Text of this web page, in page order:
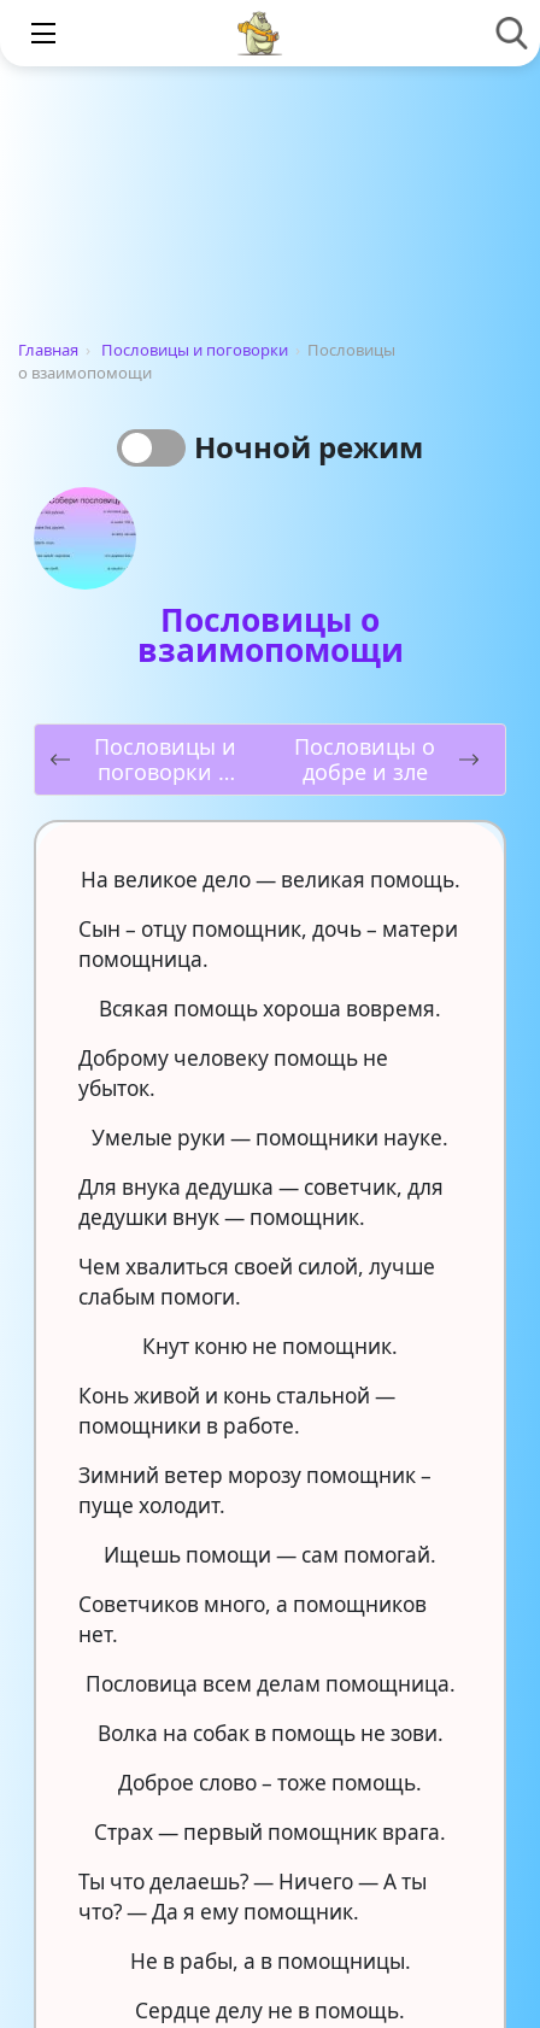
Главная › Пословицы и поговорки › Пословицы
о взаимопомощи
Ночной режим
Пословицы о
взаимопомощи
Пословицы и
поговорки о
семье
Пословицы о
добре и зле
На великое дело — великая помощь.
Сын – отцу помощник, дочь – матери
помощница.
Всякая помощь хороша вовремя.
Доброму человеку помощь не
убыток.
Умелые руки — помощники науке.
Для внука дедушка — советчик, для
дедушки внук — помощник.
Чем хвалиться своей силой, лучше
слабым помоги.
Кнут коню не помощник.
Конь живой и конь стальной —
помощники в работе.
Зимний ветер морозу помощник –
пуще холодит.
Ищешь помощи — сам помогай.
Советчиков много, а помощников
нет.
Пословица всем делам помощница.
Волка на собак в помощь не зови.
Доброе слово – тоже помощь.
Страх — первый помощник врага.
Ты что делаешь? — Ничего — А ты
что? — Да я ему помощник.
Не в рабы, а в помощницы.
Сердце делу не в помощь.